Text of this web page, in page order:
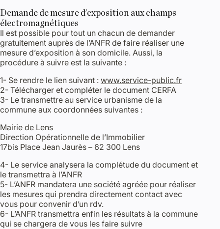
Demande de mesure d’exposition aux champs
électromagnétiques
Il est possible pour tout un chacun de demander
gratuitement auprès de l’ANFR de faire réaliser une
mesure d’exposition à son domicile. Aussi, la
procédure à suivre est la suivante :
1- Se rendre le lien suivant : www.service-public.fr
2- Télécharger et compléter le document CERFA
3- Le transmettre au service urbanisme de la
commune aux coordonnées suivantes :
Mairie de Lens
Direction Opérationnelle de l’Immobilier
17bis Place Jean Jaurès – 62 300 Lens
4- Le service analysera la complétude du document et
le transmettra à l’ANFR
5- L’ANFR mandatera une société agréée pour réaliser
les mesures qui prendra directement contact avec
vous pour convenir d’un rdv.
6- L’ANFR transmettra enfin les résultats à la commune
qui se chargera de vous les faire suivre